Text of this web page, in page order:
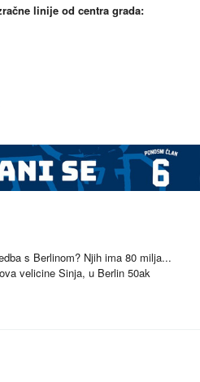
linije od centra grada:
s Berlinom? Njih ima 80 milja...
velicine Sinja, u Berlin 50ak